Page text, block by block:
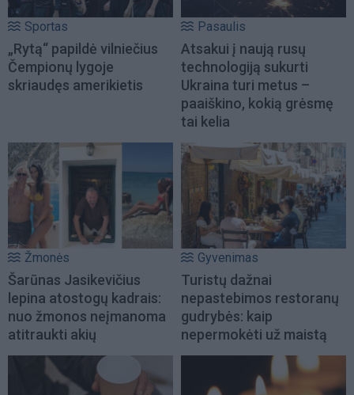
Sportas
„Rytą“ papildė vilniečius
Čempionų lygoje
skriaudęs amerikietis
Pasaulis
Atsakui į naują rusų
technologiją sukurti
Ukraina turi metus –
paaiškino, kokią grėsmę
tai kelia
Žmonės
Šarūnas Jasikevičius
lepina atostogų kadrais:
nuo žmonos neįmanoma
atitraukti akių
Gyvenimas
Turistų dažnai
nepastebimos restoranų
gudrybės: kaip
nepermokėti už maistą